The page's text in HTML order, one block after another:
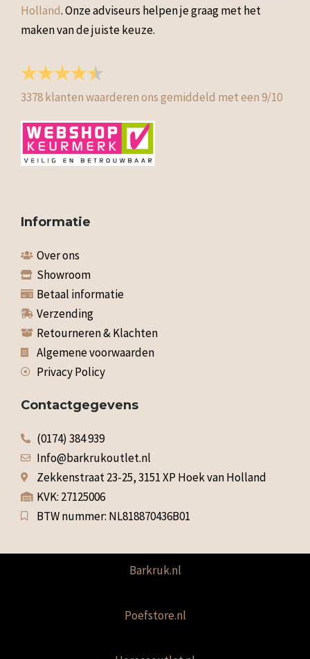
Holland. Onze adviseurs helpen je graag met het
maken van de juiste keuze.
3378klanten waarderen ons gemiddeld met een9/10
Informatie
Over ons
Showroom
Betaal informatie
Verzending
Retourneren & Klachten
Algemene voorwaarden
Privacy Policy
Contactgegevens
(0174) 384 939
Info@barkrukoutlet.nl
Zekkenstraat 23-25, 3151 XP Hoek van Holland
KVK: 27125006
BTW nummer: NL818870436B01
Barkruk.nl
Poefstore.nl